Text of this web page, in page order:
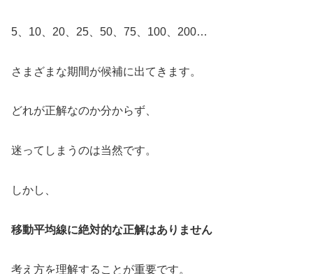
5、10、20、25、50、75、100、200…
さまざまな期間が候補に出てきます。
どれが正解なのか分からず、
迷ってしまうのは当然です。
しかし、
移動平均線に絶対的な正解はありません
考え方を理解することが重要です。